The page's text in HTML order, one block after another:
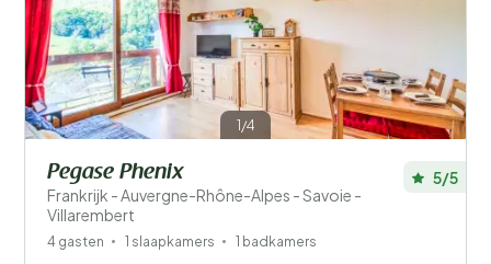
Ligging
Kinderen
Type vakantiehuisje
Populaire filters
Mindervaliden
1/4
Pegase Phenix
Frankrijk - Auvergne-Rhône-Alpes - Savoie -
Villarembert
5/5
4 gasten 1 slaapkamers 1 badkamers